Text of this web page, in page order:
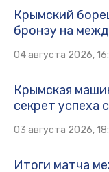
Крымский
бронзу на
04 августа 2026,
Крымская
секрет успеха
03 августа 2026,
Итоги матча